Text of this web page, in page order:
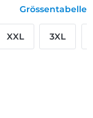
Grössentabelle
XXL 3XL